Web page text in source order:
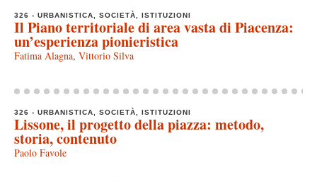
326 - URBANISTICA, SOCIETÀ, ISTITUZIONI
Il Piano territoriale di area vasta di Piacenza:
un’esperienza pionieristica
Fatima Alagna, Vittorio Silva
326 - URBANISTICA, SOCIETÀ, ISTITUZIONI
Lissone, il progetto della piazza: metodo,
storia, contenuto
Paolo Favole